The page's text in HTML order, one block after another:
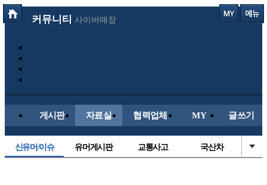
커뮤니티 사이버매장
게시판 자료실 협력업체 MY 글쓰기
신유머/이슈 유머게시판 교통사고 국산차